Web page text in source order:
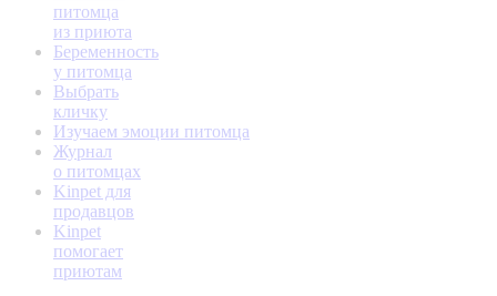
питомца
из приюта
Беременность
у питомца
Выбрать
кличку
Изучаем эмоции питомца
Журнал
о питомцах
Kinpet для
продавцов
Kinpet
помогает
приютам